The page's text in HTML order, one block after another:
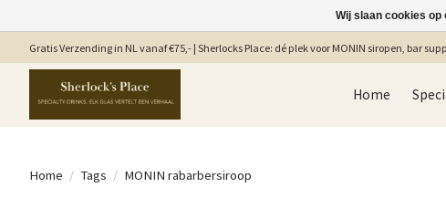
Gratis Verzending in NL vanaf €75,- | Sherlocks Place: dé plek voor MONIN siropen, bar
Home
Home / Tags / MONIN rabarbersiroop
Wij slaan cookies op